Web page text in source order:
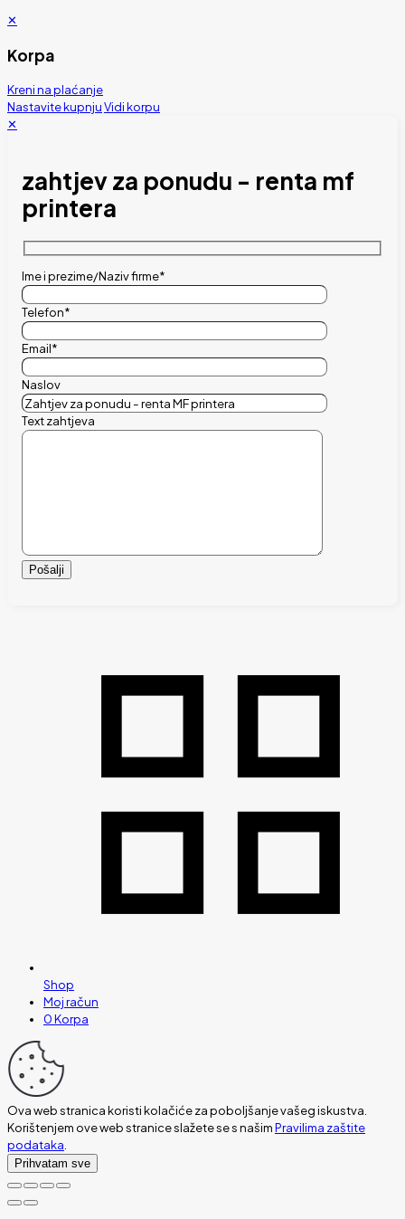
✕
Korpa
Kreni na plaćanje
Nastavite kupnjuVidi korpu
✕
zahtjev za ponudu - renta mf
printera
Ime i prezime/Naziv firme*
Telefon*
Email*
Naslov
Text zahtjeva
Shop
Moj račun
0Korpa
Ova web stranica koristi kolačiće za poboljšanje vašeg iskustva.
Korištenjem ove web stranice slažete se s našimPravilima zaštite
podataka.
Prihvatam sve